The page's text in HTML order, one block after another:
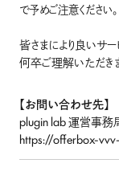
会員登録
運営会社
利用規約
個人情報保護方針
で予めご注意ください。
皆さまにより良いサ
何卒ご理解いただき
【お問い合わせ先】
plugin lab 運営事務
https://offerbox-